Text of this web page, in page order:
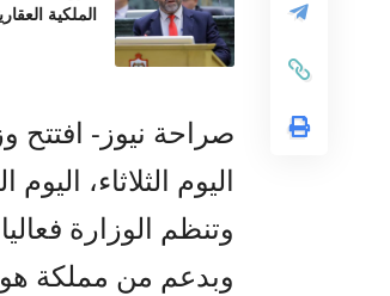
الملكية
صراحة نيوز- افتتح
اليوم الثلاثاء،
وتنظم الوزارة